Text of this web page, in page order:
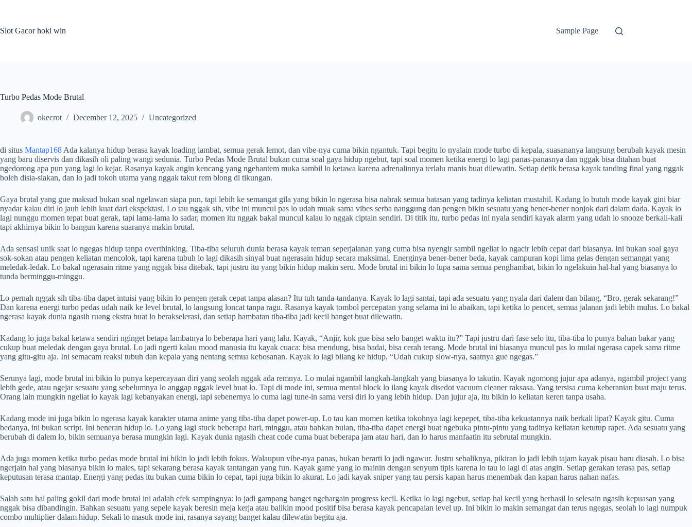
Slot Gacor hoki win
Sample Page
Turbo Pedas Mode Brutal
okecrot December 12, 2025 Uncategorized
di situs Mantap168 Ada kalanya hidup berasa kayak loading lambat, semua gerak lemot, dan vibe-nya cuma bikin ngantuk. Tapi begitu lo nyalain mode turbo di kepala, suasananya langsung berubah kayak mesin
yang baru diservis dan dikasih oli paling wangi sedunia. Turbo Pedas Mode Brutal bukan cuma soal gaya hidup ngebut, tapi soal momen ketika energi lo lagi panas-panasnya dan nggak bisa ditahan buat
ngedorong apa pun yang lagi lo kejar. Rasanya kayak angin kencang yang ngehantem muka sambil lo ketawa karena adrenalinnya terlalu manis buat dilewatin. Setiap detik berasa kayak tanding final yang nggak
boleh disia-siakan, dan lo jadi tokoh utama yang nggak takut rem blong di tikungan.
Gaya brutal yang gue maksud bukan soal ngelawan siapa pun, tapi lebih ke semangat gila yang bikin lo ngerasa bisa nabrak semua batasan yang tadinya keliatan mustahil. Kadang lo butuh mode kayak gini biar
nyadar kalau diri lo jauh lebih kuat dari ekspektasi. Lo tau nggak sih, vibe ini muncul pas lo udah muak sama vibes serba nanggung dan pengen bikin sesuatu yang bener-bener nonjok dari dalam dada. Kayak lo
lagi nunggu momen tepat buat gerak, tapi lama-lama lo sadar, momen itu nggak bakal muncul kalau lo nggak ciptain sendiri. Di titik itu, turbo pedas ini nyala sendiri kayak alarm yang udah lo snooze berkali-kali
tapi akhirnya bikin lo bangun karena suaranya makin brutal.
Ada sensasi unik saat lo ngegas hidup tanpa overthinking. Tiba-tiba seluruh dunia berasa kayak teman seperjalanan yang cuma bisa nyengir sambil ngeliat lo ngacir lebih cepat dari biasanya. Ini bukan soal gaya
sok-sokan atau pengen keliatan mencolok, tapi karena tubuh lo lagi dikasih sinyal buat ngerasain hidup secara maksimal. Energinya bener-bener beda, kayak campuran kopi lima gelas dengan semangat yang
meledak-ledak. Lo bakal ngerasain ritme yang nggak bisa ditebak, tapi justru itu yang bikin hidup makin seru. Mode brutal ini bikin lo lupa sama semua penghambat, bikin lo ngelakuin hal-hal yang biasanya lo
tunda berminggu-minggu.
Lo pernah nggak sih tiba-tiba dapet intuisi yang bikin lo pengen gerak cepat tanpa alasan? Itu tuh tanda-tandanya. Kayak lo lagi santai, tapi ada sesuatu yang nyala dari dalem dan bilang, “Bro, gerak sekarang!”
Dan karena energi turbo pedas udah naik ke level brutal, lo langsung loncat tanpa ragu. Rasanya kayak tombol percepatan yang selama ini lo abaikan, tapi ketika lo pencet, semua jalanan jadi lebih mulus. Lo bakal
ngerasa kayak dunia ngasih ruang ekstra buat lo berakselerasi, dan setiap hambatan tiba-tiba jadi kecil banget buat dilewatin.
Kadang lo juga bakal ketawa sendiri nginget betapa lambatnya lo beberapa hari yang lalu. Kayak, “Anjir, kok gue bisa selo banget waktu itu?” Tapi justru dari fase selo itu, tiba-tiba lo punya bahan bakar yang
cukup buat meledak dengan gaya brutal. Lo jadi ngerti kalau mood manusia itu kayak cuaca: bisa mendung, bisa badai, bisa cerah terang. Mode brutal ini biasanya muncul pas lo mulai ngerasa capek sama ritme
yang gitu-gitu aja. Ini semacam reaksi tubuh dan kepala yang nentang semua kebosanan. Kayak lo lagi bilang ke hidup, “Udah cukup slow-nya, saatnya gue ngegas.”
Serunya lagi, mode brutal ini bikin lo punya kepercayaan diri yang seolah nggak ada remnya. Lo mulai ngambil langkah-langkah yang biasanya lo takutin. Kayak ngomong jujur apa adanya, ngambil project yang
lebih gede, atau ngejar sesuatu yang sebelumnya lo anggap nggak level buat lo. Tapi di mode ini, semua mental block lo ilang kayak disedot vacuum cleaner raksasa. Yang tersisa cuma keberanian buat maju terus.
Orang lain mungkin ngeliat lo kayak lagi kebanyakan energi, tapi sebenernya lo cuma lagi tune-in sama versi diri lo yang lebih hidup. Dan jujur aja, itu bikin lo keliatan keren tanpa usaha.
Kadang mode ini juga bikin lo ngerasa kayak karakter utama anime yang tiba-tiba dapet power-up. Lo tau kan momen ketika tokohnya lagi kepepet, tiba-tiba kekuatannya naik berkali lipat? Kayak gitu. Cuma
bedanya, ini bukan script. Ini beneran hidup lo. Lo yang lagi stuck beberapa hari, minggu, atau bahkan bulan, tiba-tiba dapet energi buat ngebuka pintu-pintu yang tadinya keliatan ketutup rapet. Ada sesuatu yang
berubah di dalem lo, bikin semuanya berasa mungkin lagi. Kayak dunia ngasih cheat code cuma buat beberapa jam atau hari, dan lo harus manfaatin itu sebrutal mungkin.
Ada juga momen ketika turbo pedas mode brutal ini bikin lo jadi lebih fokus. Walaupun vibe-nya panas, bukan berarti lo jadi ngawur. Justru sebaliknya, pikiran lo jadi lebih tajam kayak pisau baru diasah. Lo bisa
ngerjain hal yang biasanya bikin lo males, tapi sekarang berasa kayak tantangan yang fun. Kayak game yang lo mainin dengan senyum tipis karena lo tau lo lagi di atas angin. Setiap gerakan terasa pas, setiap
keputusan terasa mantap. Energi yang pedas itu bukan cuma bikin lo cepat, tapi juga bikin lo akurat. Lo jadi kayak sniper yang tau persis kapan harus menembak dan kapan harus nahan nafas.
Salah satu hal paling gokil dari mode brutal ini adalah efek sampingnya: lo jadi gampang banget ngehargain progress kecil. Ketika lo lagi ngebut, setiap hal kecil yang berhasil lo selesain ngasih kepuasan yang
nggak bisa dibandingin. Bahkan sesuatu yang sepele kayak beresin meja kerja atau balikin mood positif bisa berasa kayak pencapaian level up. Ini bikin lo makin semangat dan terus ngegas, seolah lo lagi numpuk
combo multiplier dalam hidup. Sekali lo masuk mode ini, rasanya sayang banget kalau dilewatin begitu aja.